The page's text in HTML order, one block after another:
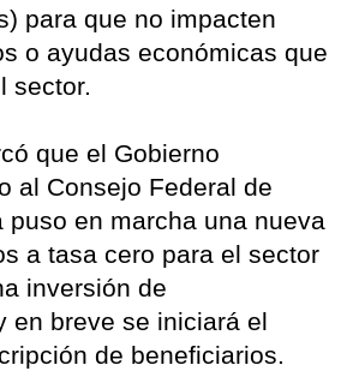
para que no impacten
o ayudas económicas que
sector.
que el Gobierno
al Consejo Federal de
puso en marcha una nueva
a tasa cero para el sector
inversión de
en breve se iniciará el
de beneficiarios.